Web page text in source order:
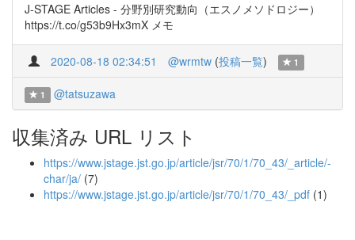
J-STAGE Articles - 分野別研究動向（エスノメソドロジー）
https://t.co/g53b9Hx3mX メモ
2020-08-18 02:34:51 @wrmtw (投稿一覧) 1
1 @tatsuzawa
収集済み URL リスト
https://www.jstage.jst.go.jp/article/jsr/70/1/70_43/_article/-
char/ja/ (7)
https://www.jstage.jst.go.jp/article/jsr/70/1/70_43/_pdf (1)